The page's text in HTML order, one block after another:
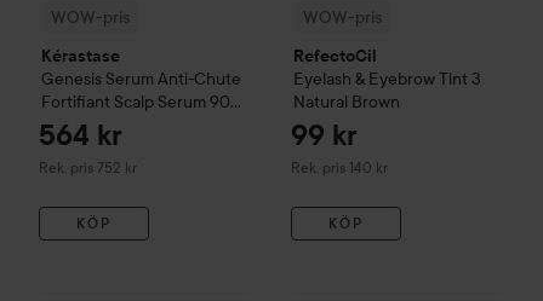
WOW-pris
Kérastase
Genesis Serum Anti-Chute
Fortifiant Scalp Serum90
ml
564 kr
Rek. pris 752 kr
Rekommenderat pris 752 kr
KÖP
WOW-pris
RefectoCil
Eyelash & Eyebrow Tint 3
Natural Brown
99 kr
Rek. pris 140 kr
Rekommenderat pris 140 kr
KÖP